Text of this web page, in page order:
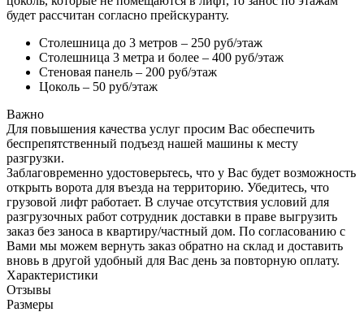
будет рассчитан согласно прейскуранту.
Столешница до 3 метров – 250 руб/этаж
Столешница 3 метра и более – 400 руб/этаж
Стеновая панель – 200 руб/этаж
Цоколь – 50 руб/этаж
Важно
Для повышения качества услуг просим Вас обеспечить
беспрепятственный подъезд нашей машины к месту
разгрузки.
Заблаговременно удостоверьтесь, что у Вас будет возможность
открыть ворота для въезда на территорию. Убедитесь, что
грузовой лифт работает. В случае отсутствия условий для
разгрузочных работ сотрудник доставки в праве выгрузить
заказ без заноса в квартиру/частный дом. По согласованию с
Вами мы можем вернуть заказ обратно на склад и доставить
вновь в другой удобный для Вас день за повторную оплату.
Характеристики
Отзывы
Размеры